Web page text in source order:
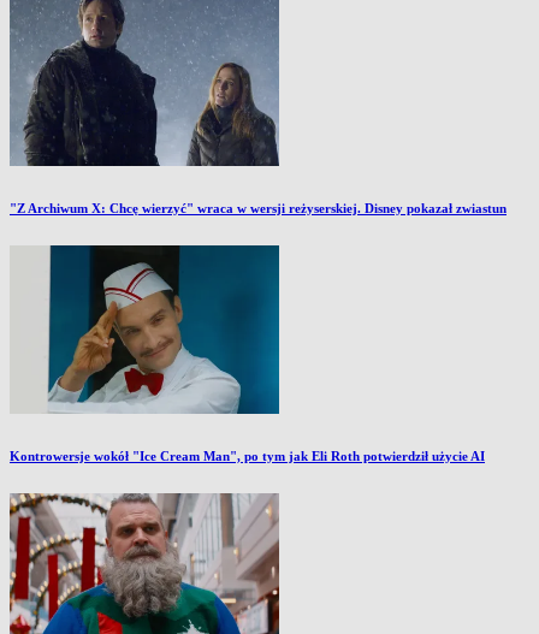
"Z Archiwum X: Chcę wierzyć" wraca w wersji reżyserskiej. Disney pokazał zwiastun
Kontrowersje wokół "Ice Cream Man", po tym jak Eli Roth potwierdził użycie AI